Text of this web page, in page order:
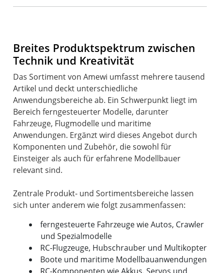
Breites Produktspektrum zwischen
Technik und Kreativität
Das Sortiment von Amewi umfasst mehrere tausend
Artikel und deckt unterschiedliche
Anwendungsbereiche ab. Ein Schwerpunkt liegt im
Bereich ferngesteuerter Modelle, darunter
Fahrzeuge, Flugmodelle und maritime
Anwendungen. Ergänzt wird dieses Angebot durch
Komponenten und Zubehör, die sowohl für
Einsteiger als auch für erfahrene Modellbauer
relevant sind.
Zentrale Produkt- und Sortimentsbereiche lassen
ferngesteuerte Fahrzeuge wie Autos, Crawler
und Spezialmodelle
RC-Flugzeuge, Hubschrauber und Multikopter
Boote und maritime Modellbauanwendungen
RC-Komponenten wie Akkus, Servos und